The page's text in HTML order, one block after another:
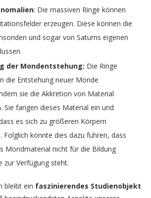
: Die massiven Ringe können
erzeugen. Diese können die
und sogar von Saturns eigenen
der Mondentstehung: Die Ringe
die Entstehung neuer Monde
sie die Akkretion von Material
Sie fangen dieses Material ein und
es sich zu größeren Körpern
Folglich könnte dies dazu führen, dass
Mondmaterial nicht für die Bildung
zur Verfügung steht.
bleibt ein faszinierendes Studienobjekt